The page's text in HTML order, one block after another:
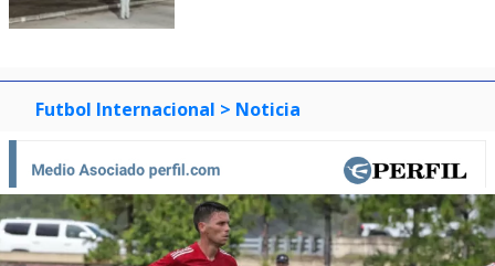
Futbol Internacional > Noticia